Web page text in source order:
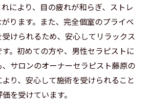
により、目の疲れが和らぎ、ストレ
ります。また、完全個室のプライベ
けられるため、安心してリラックス
。初めての方や、男性セラピストに
サロンのオーナーセラピスト藤原の
り、安心して施術を受けられること
を受けています。